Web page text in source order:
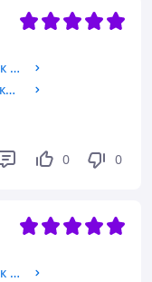
Штуцер для врізування в ємність бак 1 дюйма з підтискною контргайкою пластиковий. Врізка в бак, резервуар.
Ємність для води 2000 літрів пластикова. Пластикові бочки вертикальні дво- та одношарові. 2000 л. 2 куба.
0 0
Штуцер для врізування в ємність бак 1 дюйма з підтискною контргайкою пластиковий. Врізка в бак, резервуар.